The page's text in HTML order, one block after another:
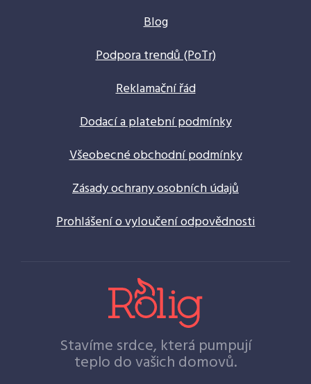
Blog
Podpora trendů (PoTr)
Reklamační řád
Dodací a platební podmínky
Všeobecné obchodní podmínky
Zásady ochrany osobních údajů
Prohlášení o vyloučení odpovědnosti
Stavíme srdce, která pumpují
teplo do vašich domovů.